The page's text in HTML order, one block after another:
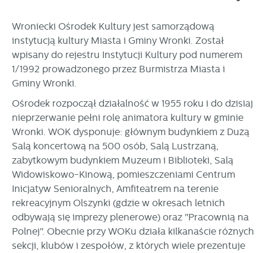
Wroniecki Ośrodek Kultury jest samorządową
instytucją kultury Miasta i Gminy Wronki. Został
wpisany do rejestru Instytucji Kultury pod numerem
1/1992 prowadzonego przez Burmistrza Miasta i
Gminy Wronki.
Ośrodek rozpoczął działalność w 1955 roku i do dzisiaj
nieprzerwanie pełni rolę animatora kultury w gminie
Wronki. WOK dysponuje: głównym budynkiem z Dużą
Salą koncertową na 500 osób, Salą Lustrzaną,
zabytkowym budynkiem Muzeum i Biblioteki, Salą
Widowiskowo-Kinową, pomieszczeniami Centrum
Inicjatyw Senioralnych, Amfiteatrem na terenie
rekreacyjnym Olszynki (gdzie w okresach letnich
odbywają się imprezy plenerowe) oraz "Pracownią na
Polnej". Obecnie przy WOKu działa kilkanaście różnych
sekcji, klubów i zespołów, z których wiele prezentuje
Dzięki tym plikom cookies możemy zapewnić Ci większy
komfort korzystania z funkcjonalności naszej strony poprzez
dopasowanie jej do Twoich indywidualnych preferencji.
Wyrażenie zgody na funkcjonalne i personalizacyjne pliki
cookies gwarantuje dostępność większej ilości funkcji na
stronie.
Więcej
Analityczne
Analityczne pliki cookies pomagają nam rozwijać się i
Cookies analityczne pozwalają na uzyskanie informacji w
zakresie wykorzystywania witryny internetowej, miejsca oraz
częstotliwości, z jaką odwiedzane są nasze serwisy www.
Dane pozwalają nam na ocenę naszych serwisów
internetowych pod względem ich popularności wśród
użytkowników. Zgromadzone informacje są przetwarzane w
formie zanonimizowanej. Wyrażenie zgody na analityczne
pliki cookies gwarantuje dostępność wszystkich
funkcjonalności.
Więcej
Reklamowe
Dzięki reklamowym plikom cookies prezentujemy Ci
najciekawsze informacje i aktualności na stronach naszych
partnerów.
Promocyjne pliki cookies służą do prezentowania Ci naszych
komunikatów na podstawie analizy Twoich upodobań oraz
Twoich zwyczajów dotyczących przeglądanej witryny
internetowej. Treści promocyjne mogą pojawić się na
Więcej